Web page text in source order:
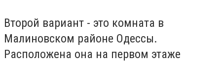
Второй вариант - это комната в
Малиновском районе Одессы.
Расположена она на первом этаже